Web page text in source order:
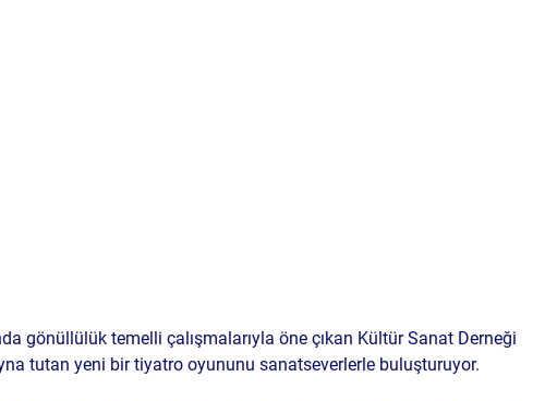
gönüllülük temelli çalışmalarıyla öne çıkan Kültür Sanat Derneği
tutan yeni bir tiyatro oyununu sanatseverlerle buluşturuyor.